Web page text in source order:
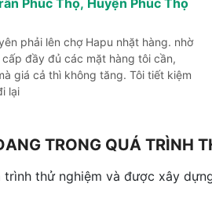
Phúc Thọ, Huyện Phúc Thọ
phải lên chợ Hapu nhặt hàng. nhờ
đầy đủ các mặt hàng tôi cần,
giá cả thì không tăng. Tôi tiết kiệm
lại
TRONG QUÁ TRÌNH
thử nghiệm và được xây